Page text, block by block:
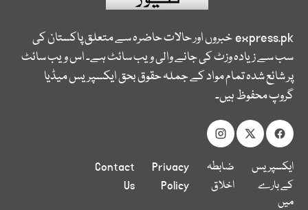
express.pkخبروں اور حالات حاضرہ سے متعلق پاکستان کی
سب سے زیادہ وزٹ کی جانے والی ویب سائٹ ہے۔ اس ویب سائٹ
پر شائع شدہ تمام مواد کے جملہ حقوق بحق ایکسپریس میڈیا
گروپ محفوظ ہیں۔
ایکسپریس
کے بارے
میں
ضابطہ
اخلاق
Privacy
Policy
Contact
Us